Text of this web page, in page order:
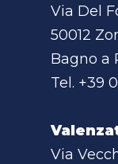
Via Del
50012
Bagno a
Tel. +39
Via